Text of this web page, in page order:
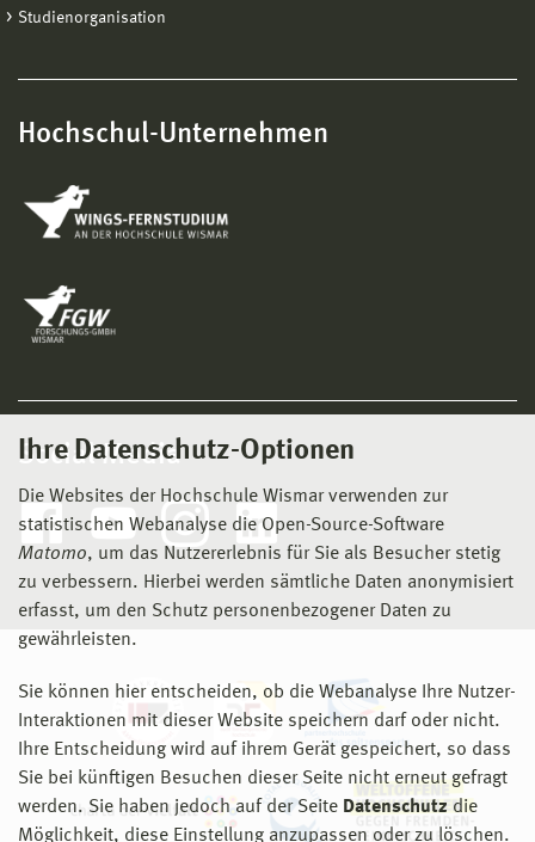
Ihre Datenschutz-Optionen
Die Websites der Hochschule Wismar verwenden zur
statistischen Webanalyse die Open-Source-Software
Matomo, um das Nutzererlebnis für Sie als Besucher stetig
zu verbessern. Hierbei werden sämtliche Daten anonymisiert
erfasst, um den Schutz personenbezogener Daten zu
gewährleisten.
Sie können hier entscheiden, ob die Webanalyse Ihre Nutzer-
Interaktionen mit dieser Website speichern darf oder nicht.
Ihre Entscheidung wird auf ihrem Gerät gespeichert, so dass
Sie bei künftigen Besuchen dieser Seite nicht erneut gefragt
werden. Sie haben jedoch auf der Seite Datenschutz die
Möglichkeit, diese Einstellung anzupassen oder zu löschen.
Studienorganisation
Hochschul-Unternehmen
Social Media